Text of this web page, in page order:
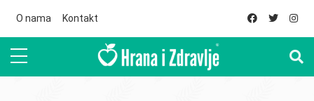
O nama Kontakt